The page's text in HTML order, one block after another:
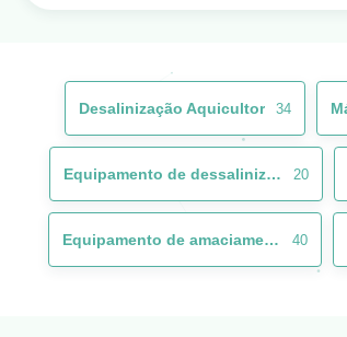
Desalinização Aquicultor 34
Equipamento de dessalinização de água do mar 20
Equipamento de amaciamento de água 40